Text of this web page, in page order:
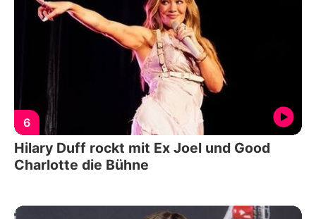
6
Hilary Duff rockt mit Ex Joel und Good
Charlotte die Bühne